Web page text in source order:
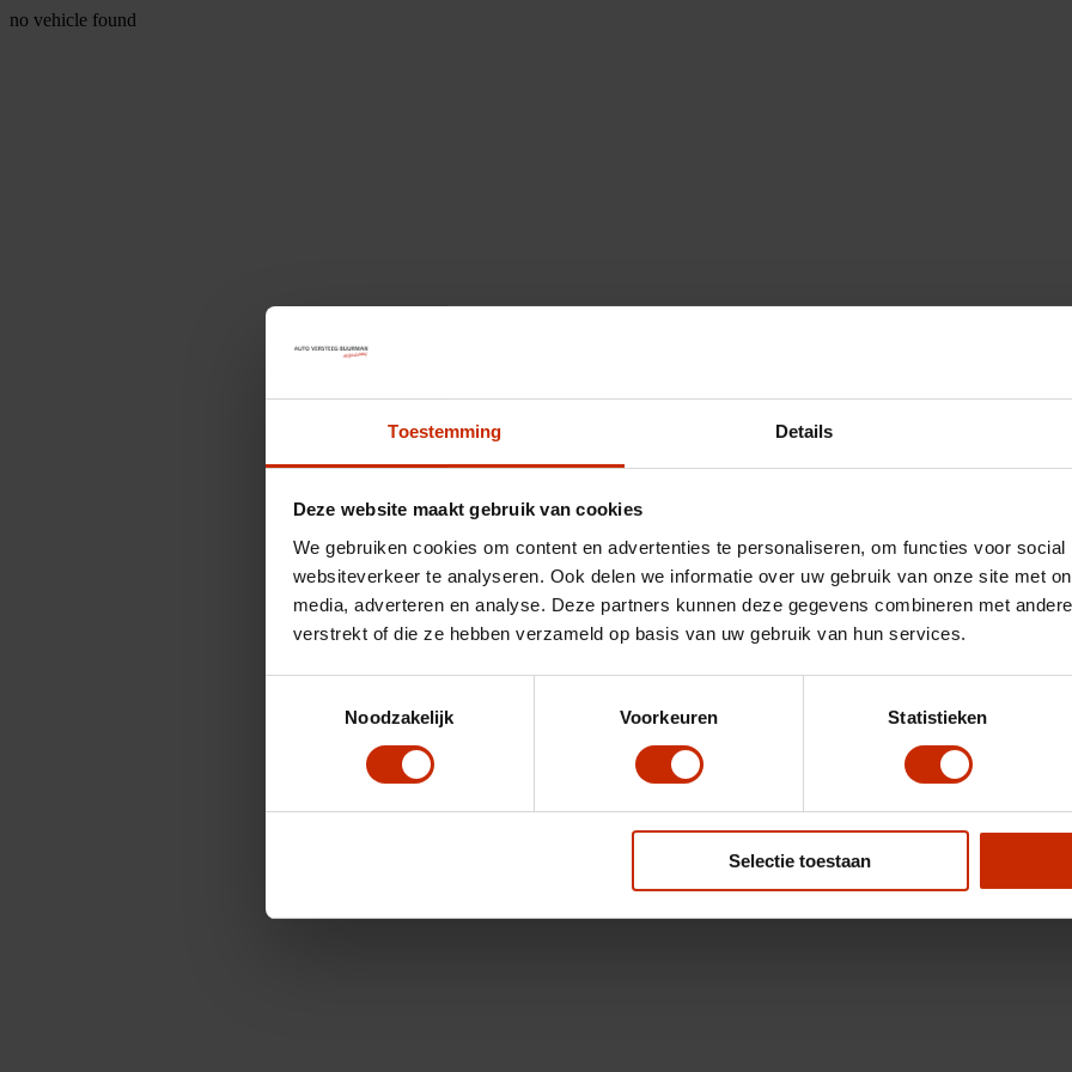
Toestemming Details
Deze website maakt gebruik van cookies
We gebruiken cookies om content en advertenties te personaliseren, om functies voor
websiteverkeer te analyseren. Ook delen we informatie over uw gebruik van onze site met
media, adverteren en analyse. Deze partners kunnen deze gegevens combineren met
verstrekt of die ze hebben verzameld op basis van uw gebruik van hun services.
Noodzakelijk
Voorkeuren Statistieken
Selectie toestaan
no vehicle found